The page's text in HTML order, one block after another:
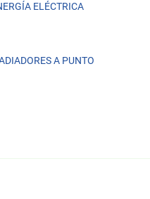
ELÉCTRICA
A PUNTO